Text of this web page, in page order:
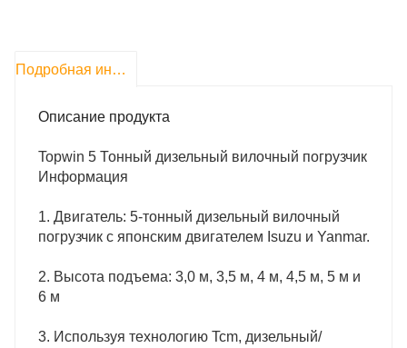
Подробная информация о продукте
Описание продукта
Topwin 5 Тонный дизельный вилочный погрузчик
Информация
1. Двигатель: 5-тонный дизельный вилочный
погрузчик с японским двигателем Isuzu и Yanmar.
2. Высота подъема: 3,0 м, 3,5 м, 4 м, 4,5 м, 5 м и
6 м
3. Используя технологию Tcm, дизельный/